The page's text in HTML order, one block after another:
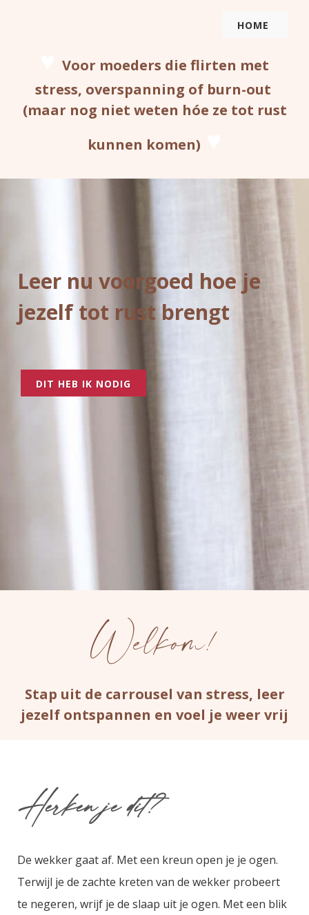
HOME
Voor moeders die flirten met
stress, overspanning of burn-out
(maar nog niet weten hóe ze tot rust
kunnen komen)
Leer nu voorgoed hoe je
jezelf tot rust brengt
DIT HEB IK NODIG
Welkom!
Stap uit de carrousel van stress, leer
jezelf ontspannen en voel je weer vrij
Herken je dit?
De wekker gaat af. Met een kreun open je je ogen.
Terwijl je de zachte kreten van de wekker probeert
te negeren, wrijf je de slaap uit je ogen. Met een blik